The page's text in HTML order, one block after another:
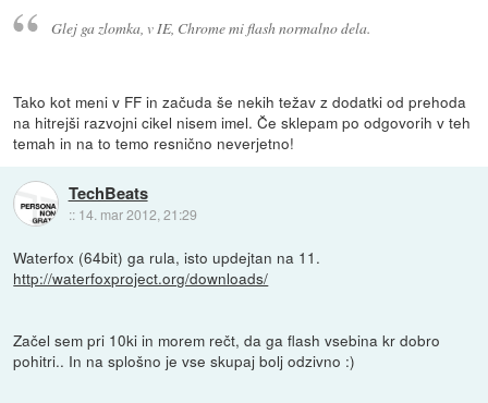
Glej ga zlomka, v IE, Chrome mi flash normalno dela.
Tako kot meni v FF in začuda še nekih težav z dodatki od prehoda
na hitrejši razvojni cikel nisem imel. Če sklepam po odgovorih v teh
temah in na to temo resnično neverjetno!
TechBeats
:: 14. mar 2012, 21:29
Waterfox (64bit) ga rula, isto updejtan na 11.
http://waterfoxproject.org/downloads/
Začel sem pri 10ki in morem rečt, da ga flash vsebina kr dobro
pohitri.. In na splošno je vse skupaj bolj odzivno :)